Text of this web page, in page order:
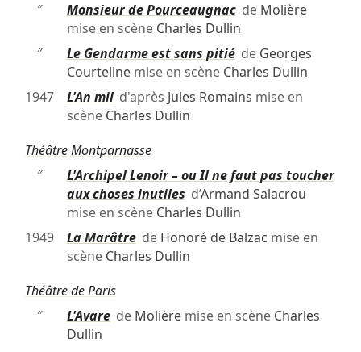
″
Monsieur de Pourceaugnacde Molière
mise en scène Charles Dullin
″
Le Gendarme est sans pitiéde Georges
Courtelinemise en scène Charles Dullin
1947
L'An mild'après Jules Romains mise en
scène Charles Dullin
Théâtre Montparnasse
″
L'Archipel Lenoir – ou Il ne faut pas toucher
aux choses inutiles d’Armand Salacrou
mise en scène Charles Dullin
1949
La Marâtrede Honoré de Balzac mise en
scène Charles Dullin
Théâtre de Paris
″
L'Avarede Molièremise en scène Charles
Dullin